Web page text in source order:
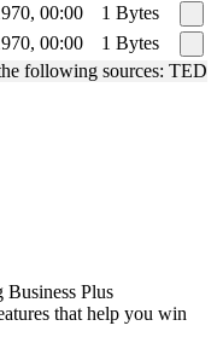
00:00
1 Bytes
00:00
1 Bytes
following sources: TED
Plus
that help you win